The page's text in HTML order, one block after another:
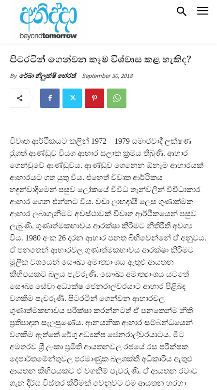
පිටරටින් ගෙන්වන කෑම විශ්වාස කළ හැකිද?
By රේඛා නිලුක්ෂි හේරත් September 30, 2018
විවෘත ආර්ථිකයට කලින් 1972 – 1979 සමාජවාදී ලක්ෂණ
රැුගත් ආණ්ඩුව වියග ආහාර සලාක ක‍්‍රමය තිබුණි. ආහාර
ගෙන්වුවේ ආණ්ඩුවය. ආණ්ඩුව ගෙනෙන ඕනෑම ආහාරයක්
ආහාරයට ගත යුතු විය. එහෙත් විවෘත ආර්ථිකය
හඳුන්වාදීමෙන් පසුව ලෝකයේ විවිධ තැන්වලින් විවිධාකාර
ආහාර ගෙන එන්නට විය. වඩා ලාභදෘයී ලෙස ගුණාත්මක
ආහාර ලබාගැනීමට අවස්ථාවක් විවෘත ආර්ථිකයෙන් පසුව
ලැබුණි. ගුණාත්මකභාවය ආරක්ෂා කිරීමට නීතිරීති අවශ්‍ය
විය. 1980 අංක 26 දරන ආහාර පනත බිහිවෙන්නේ ඒ අනුවය.
ඒ පනතෙන් ආහාරවල ගුණාත්මකභාවය ආරක්ෂා කිරීමට
මූලික වශයෙන් සෞඛ්‍ය අමාත්‍යාංශය ඇතුළු ආයතන
කිහිපයකට බලය පැවරුණි. සෞඛ්‍ය අමාත්‍යාංශය යටතේ
සෞඛ්‍ය සේවා අධ්‍යක්ෂ ජෙනරාල්වරයාට ආහාර පිළිබඳ
වගකීම පැවරුණි. පිටරටින් ගෙන්වන ආහාරවල
ගුණාත්මකභාවය පරීක්ෂා කරන්නටත් ඒ පනතෙන්ම නීති
ප‍්‍රතිපාදන සැලසුණේය. ආනයනික ආහාර සම්බන්ධයෙන්
වගකීම ඇත්තේ රේගු අධ්‍යක්ෂ ජෙනරාල්වරයාටය. මීට
අමතරව ශ‍්‍රී ලංකා ප‍්‍රමිති ආයතනවල රජයේ රස පරීක්ෂක
දෙපාර්තමේන්තුවල පරමාණුක බලශක්ති අධිකාරිය ඇතුළු
ආයතන කිහිපයකට ඒ වගකිම් පැවරුණි. ඒ ආයතන රටාව
ගැන දීර්ඝ විස්තර කිරීමක් වෙනුවට එම ආයතන හරහා